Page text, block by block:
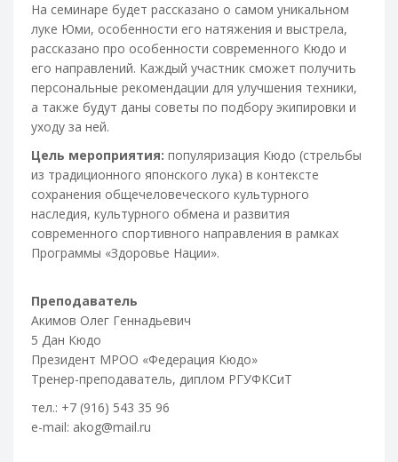
На семинаре будет рассказано о самом уникальном
луке Юми, особенности его натяжения и выстрела,
рассказано про особенности современного Кюдо и
его направлений. Каждый участник сможет получить
персональные рекомендации для улучшения техники,
а также будут даны советы по подбору экипировки и
уходу за ней.
Цель мероприятия: популяризация Кюдо (стрельбы
из традиционного японского лука) в контексте
сохранения общечеловеческого культурного
наследия, культурного обмена и развития
современного спортивного направления в рамках
Программы «Здоровье Нации».
Преподаватель
Акимов Олег Геннадьевич
5 Дан Кюдо
Президент МРОО «Федерация Кюдо»
Тренер-преподаватель, диплом РГУФКСиТ
тел.: +7 (916) 543 35 96
e-mail: akog@mail.ru